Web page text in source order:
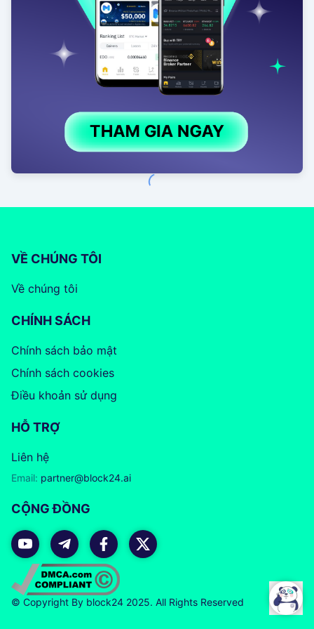
VỀ CHÚNG TÔI
Về chúng tôi
CHÍNH SÁCH
Chính sách bảo mật
Chính sách cookies
Điều khoản sử dụng
HỖ TRỢ
Liên hệ
Email: partner@block24.ai
CỘNG ĐỒNG
© Copyright By block24 2025. All Rights Reserved